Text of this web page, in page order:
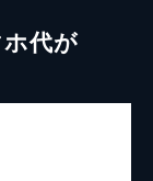
代が